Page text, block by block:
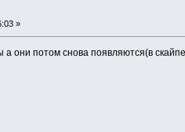
»
они потом снова появляются(в